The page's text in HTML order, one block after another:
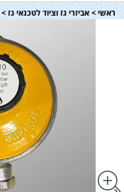
ראשי > אביזרי גז וציוד לטכנאי גז >